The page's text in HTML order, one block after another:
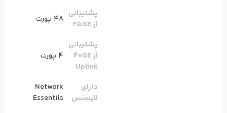
پشتیبانی
از 25GE
48 پورت
پشتیبانی
از 40GE
Uplink
4 پورت
دارای
لایسنس
Network
Essentils